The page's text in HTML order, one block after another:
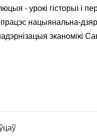
- урокі гісторыі і
нацыянальна-
эканомікі